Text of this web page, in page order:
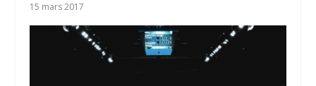
15 mars 2017